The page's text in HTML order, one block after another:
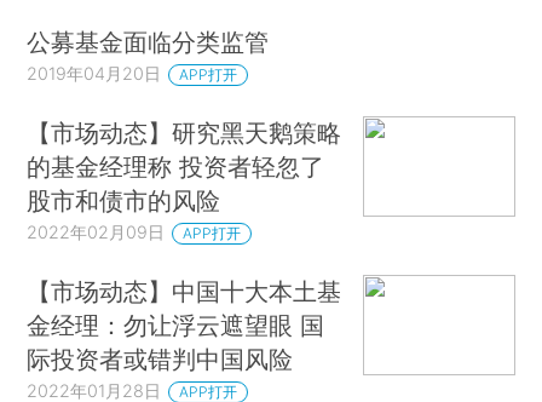
公募基金面临分类监管
2019年04月20日 APP打开
【市场动态】研究黑天鹅策略
的基金经理称 投资者轻忽了
股市和债市的风险
2022年02月09日 APP打开
【市场动态】中国十大本土基
金经理：勿让浮云遮望眼 国
际投资者或错判中国风险
2022年01月28日 APP打开